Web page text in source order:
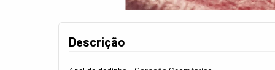
Descrição